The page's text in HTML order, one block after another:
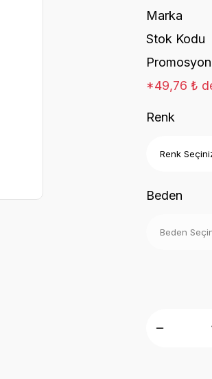
Marka
Stok Kodu
Promosyon
*49,76 ₺
Renk
Beden